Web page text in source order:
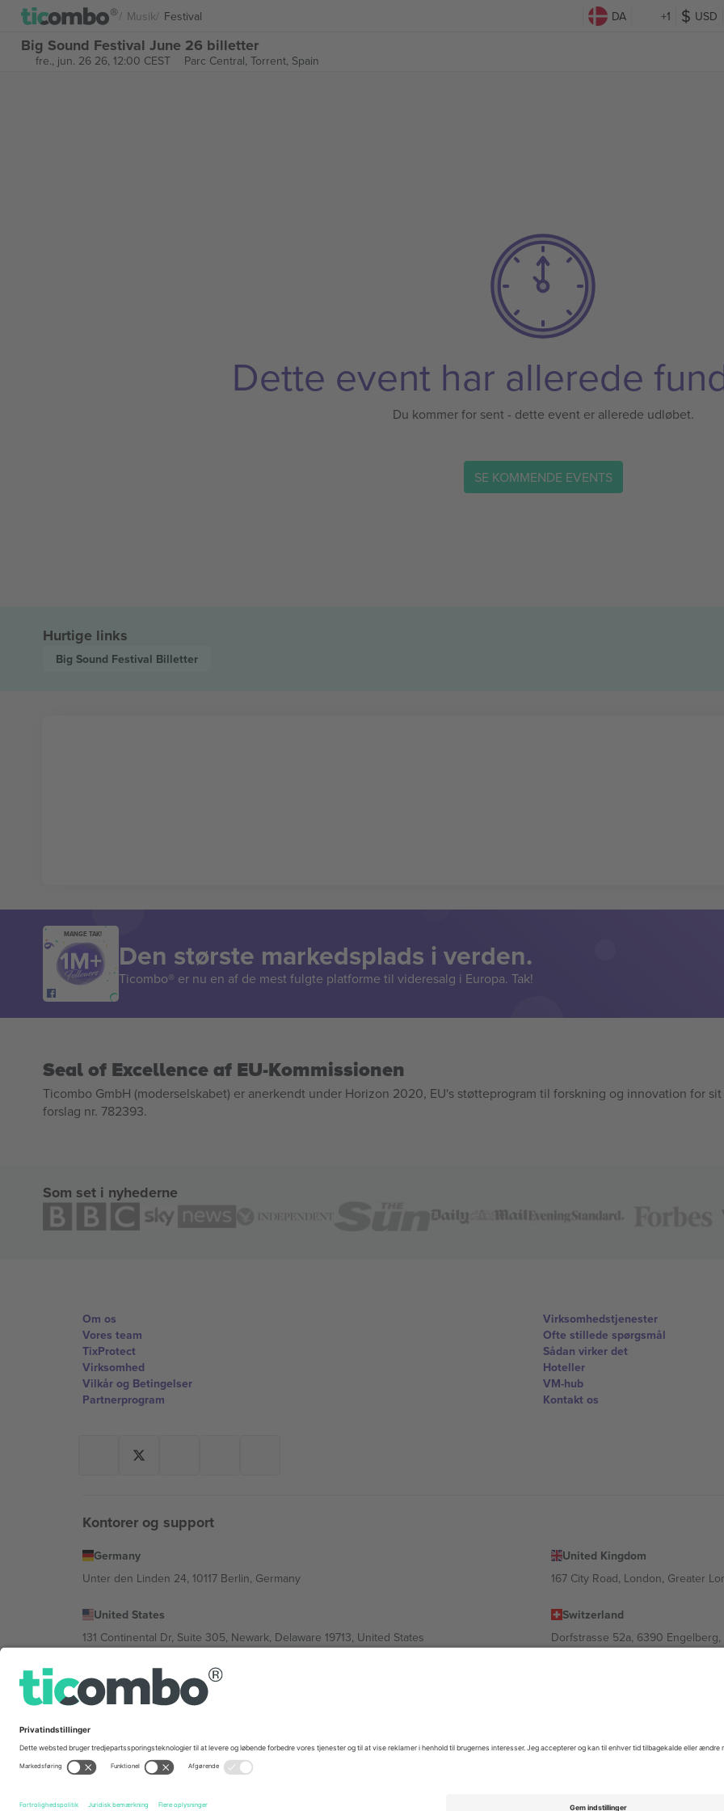
Musik Festival DA +1 USD
Big Sound Festival June 26 billetter
fre., jun. 26 26, 12:00 CEST Parc Central, Torrent, Spain
Dette event har allerede
Du kommer for sent - dette event er allerede udløbet.
SE KOMMENDE EVENTS
Hurtige links
Big Sound Festival Billetter
MANGE TAK!
Den største markedsplads i verden.
Ticombo® er nu en af de mest fulgte platforme til videresalg i Europa. Tak!
Seal of Excellence af EU-Kommissionen
Ticombo GmbH (moderselskabet) er anerkendt under Horizon 2020, EU's støtteprogram til forskning og innovation for sit
forslag nr. 782393.
Som set i nyhederne
Om os
Vores team
TixProtect
Virksomhed
Vilkår og Betingelser
Partnerprogram
Virksomhedstjenester
Ofte stillede spørgsmål
Sådan virker det
Hoteller
VM-hub
Kontakt os
Kontorer og support
Germany
Unter den Linden 24, 10117 Berlin, Germany
United Kingdom
167 City Road, London, Greater
United States
131 Continental Dr, Suite 305, Newark, Delaware 19713, United States
Switzerland
Dorfstrasse 52a, 6390 Engelberg,
Bulgaria
Regus Sofia City West, bul Totleben 53-55, 1606 Sofia, Bulgaria
Av Chapultepec 360, Roma Norte, Cuauhtémoc, 06700 Ciudad de México, CDMX, Mexico
© 2026 Ticombo. Alle rettigheder forbeholdes.